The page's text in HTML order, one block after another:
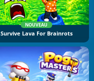
NOUVEAU
Survive Lava For Brainrots